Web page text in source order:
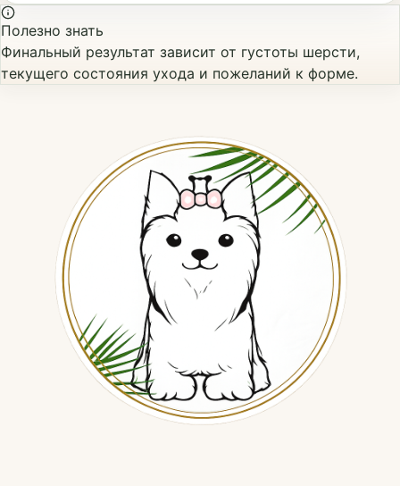
Полезно знать
Финальный результат зависит от густоты шерсти,
текущего состояния ухода и пожеланий к форме.